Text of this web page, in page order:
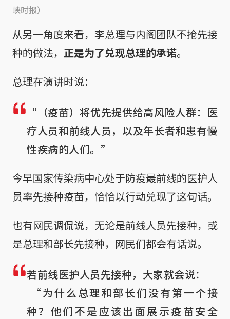
峡时报）
从另一角度来看，李总理与内阁团队不抢先接
种的做法， 正是为了兑现总理的承诺。
总理在演讲时说：
“（疫苗）将优先提供给高风险人群：医
疗人员和前线人员，以及年长者和患有慢
性疾病的人们。”
今早国家传染病中心处于防疫最前线的医护人
员率先接种疫苗，恰恰以行动兑现了这句话。
也有网民调侃说，无论是前线人员先接种，或
是总理和部长先接种，网民们都会有话说。
若前线医护人员先接种，大家就会说：
种？他们不是应该出面展示疫苗安全